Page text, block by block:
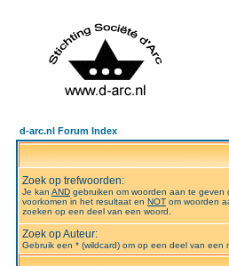
d-arc.nl Forum Index
Zoek op trefwoorden:
Je kan AND gebruiken om woorden aan te geven
voorkomen in het resultaat en NOT om woorden
zoeken op een deel van een woord.
Zoek op Auteur:
Gebruik een * (wildcard) om op een deel van een